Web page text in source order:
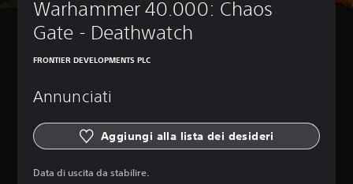
Warhammer 40.000: Chaos
Gate - Deathwatch
FRONTIER DEVELOPMENTS PLC
Annunciati
Aggiungi alla lista dei desideri
Data di uscita da stabilire.